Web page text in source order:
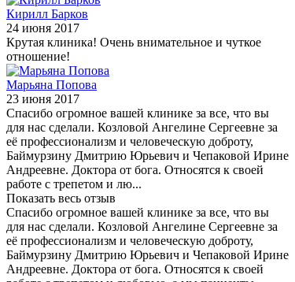
Кирилл Барков
24 июня 2017
Крутая клиника! Очень внимательное и чуткое
отношение!
Марьяна Попова
23 июня 2017
Спасибо огромное вашей клинике за все, что вы
для нас сделали. Козловой Ангелине Сергеевне за
её профессионализм и человеческую доброту,
Баймурзину Дмитрию Юрьевич и Чепаковой Ирине
Андреевне. Доктора от бога. Относятся к своей
работе с трепетом и лю...
Показать весь отзыв
Спасибо огромное вашей клинике за все, что вы
для нас сделали. Козловой Ангелине Сергеевне за
её профессионализм и человеческую доброту,
Баймурзину Дмитрию Юрьевич и Чепаковой Ирине
Андреевне. Доктора от бога. Относятся к своей